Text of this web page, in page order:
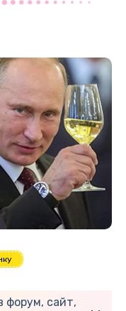
форум, сайт,